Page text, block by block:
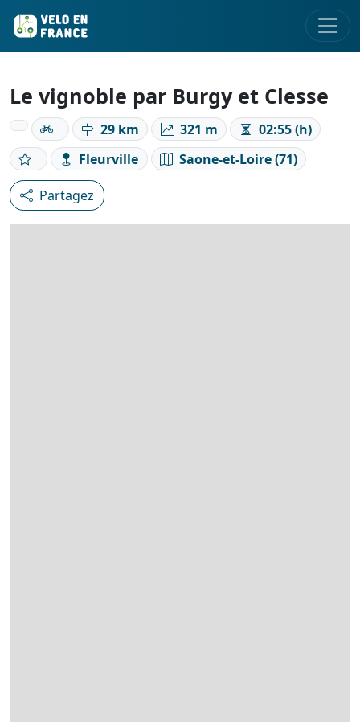
Le vignoble par Burgy et Clesse
29 km 321 m
02:55 (h)
Fleurville
Saone-et-Loire (71)
Partagez